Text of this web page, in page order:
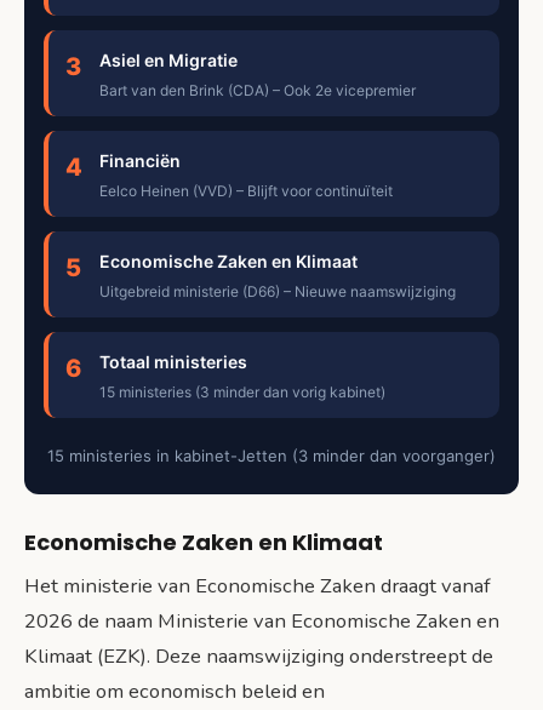
3 Asiel en Migratie
Bart van den Brink (CDA) – Ook 2e vicepremier
4 Financiën
Eelco Heinen (VVD) – Blijft voor continuïteit
5 Economische Zaken en Klimaat
Uitgebreid ministerie (D66) – Nieuwe naamswijziging
6 Totaal ministeries
15 ministeries (3 minder dan vorig kabinet)
15 ministeries in kabinet-Jetten (3 minder dan voorganger)
Economische Zaken en Klimaat
Het ministerie van Economische Zaken draagt vanaf
2026 de naam Ministerie van Economische Zaken en
Klimaat (EZK). Deze naamswijziging onderstreept de
ambitie om economisch beleid en